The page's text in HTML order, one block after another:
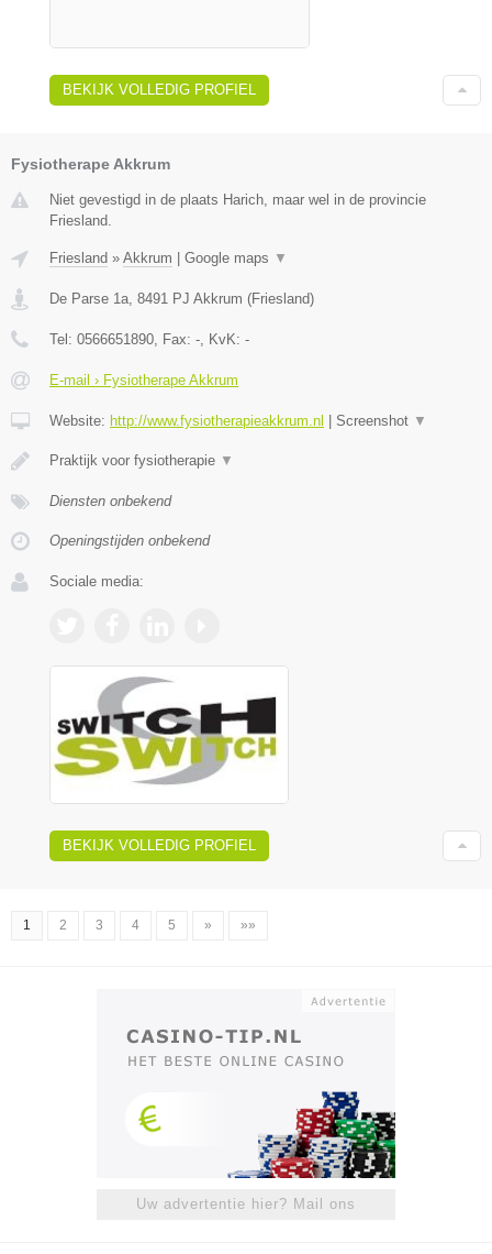
BEKIJK VOLLEDIG PROFIEL
Fysiotherape Akkrum
Niet gevestigd in de plaats Harich, maar wel in de provincie
Friesland.
Friesland » Akkrum Google maps ▼
De Parse 1a, 8491 PJ Akkrum (Friesland)
Tel: 0566651890, Fax: -, KvK: -
E-mail › Fysiotherape Akkrum
Website: http://www.fysiotherapieakkrum.nl Screenshot ▼
Praktijk voor fysiotherapie ▼
Diensten onbekend
Openingstijden onbekend
Sociale media:
BEKIJK VOLLEDIG PROFIEL
1 2 3 4 5 » »»
Uw advertentie hier? Mail ons